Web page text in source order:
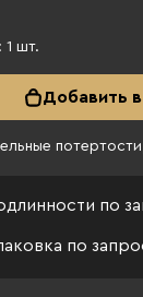
1 шт.
Добавить
по
по